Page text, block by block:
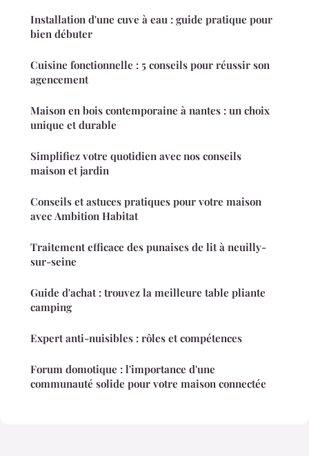
Installation d'une cuve à eau : guide pratique pour
bien débuter
Cuisine fonctionnelle : 5 conseils pour réussir son
agencement
Maison en bois contemporaine à nantes : un choix
unique et durable
Simplifiez votre quotidien avec nos conseils
maison et jardin
Conseils et astuces pratiques pour votre maison
avec Ambition Habitat
Traitement efficace des punaises de lit à neuilly-
sur-seine
Guide d'achat : trouvez la meilleure table pliante
camping
Expert anti-nuisibles : rôles et compétences
Forum domotique : l'importance d'une
communauté solide pour votre maison connectée